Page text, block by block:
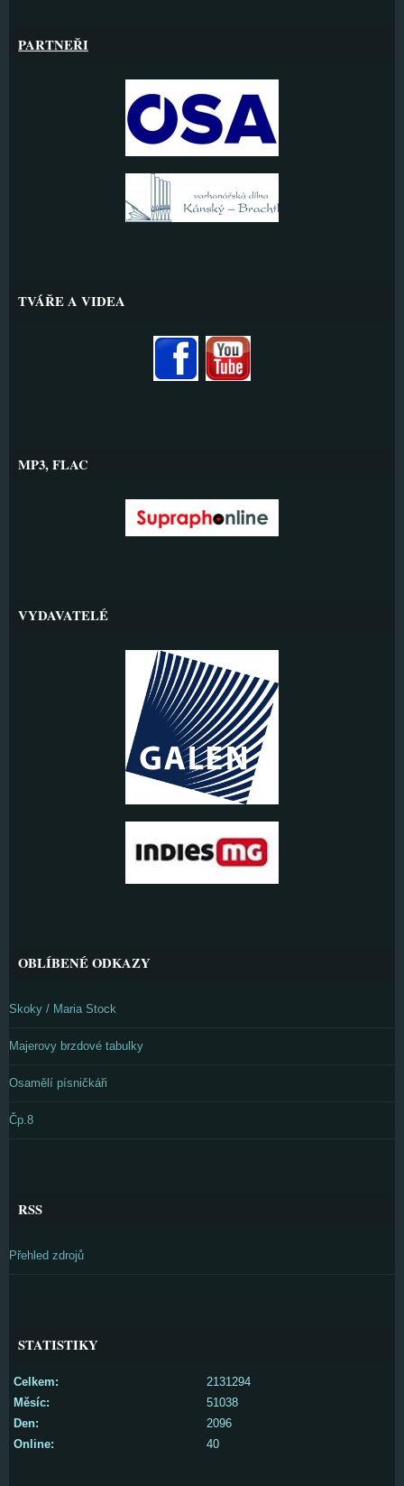
PARTNEŘI
TVÁŘE A VIDEA
MP3, FLAC
VYDAVATELÉ
OBLÍBENÉ ODKAZY
Skoky / Maria Stock
Majerovy brzdové tabulky
Osamělí písničkáři
Čp.8
RSS
Přehled zdrojů
STATISTIKY
Online: 40
Celkem:
2131294
Měsíc:
51038
Den:
2096